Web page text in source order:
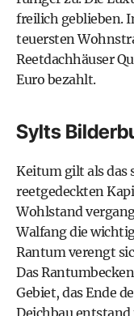
freilich geblieben.
teuersten
Reetdachhäuser
Euro bezahlt.
Sylts
Keitum gilt als das
reetgedeckten
Wohlstand
Walfang die
Rantum verengt
Das
Gebiet, das Ende